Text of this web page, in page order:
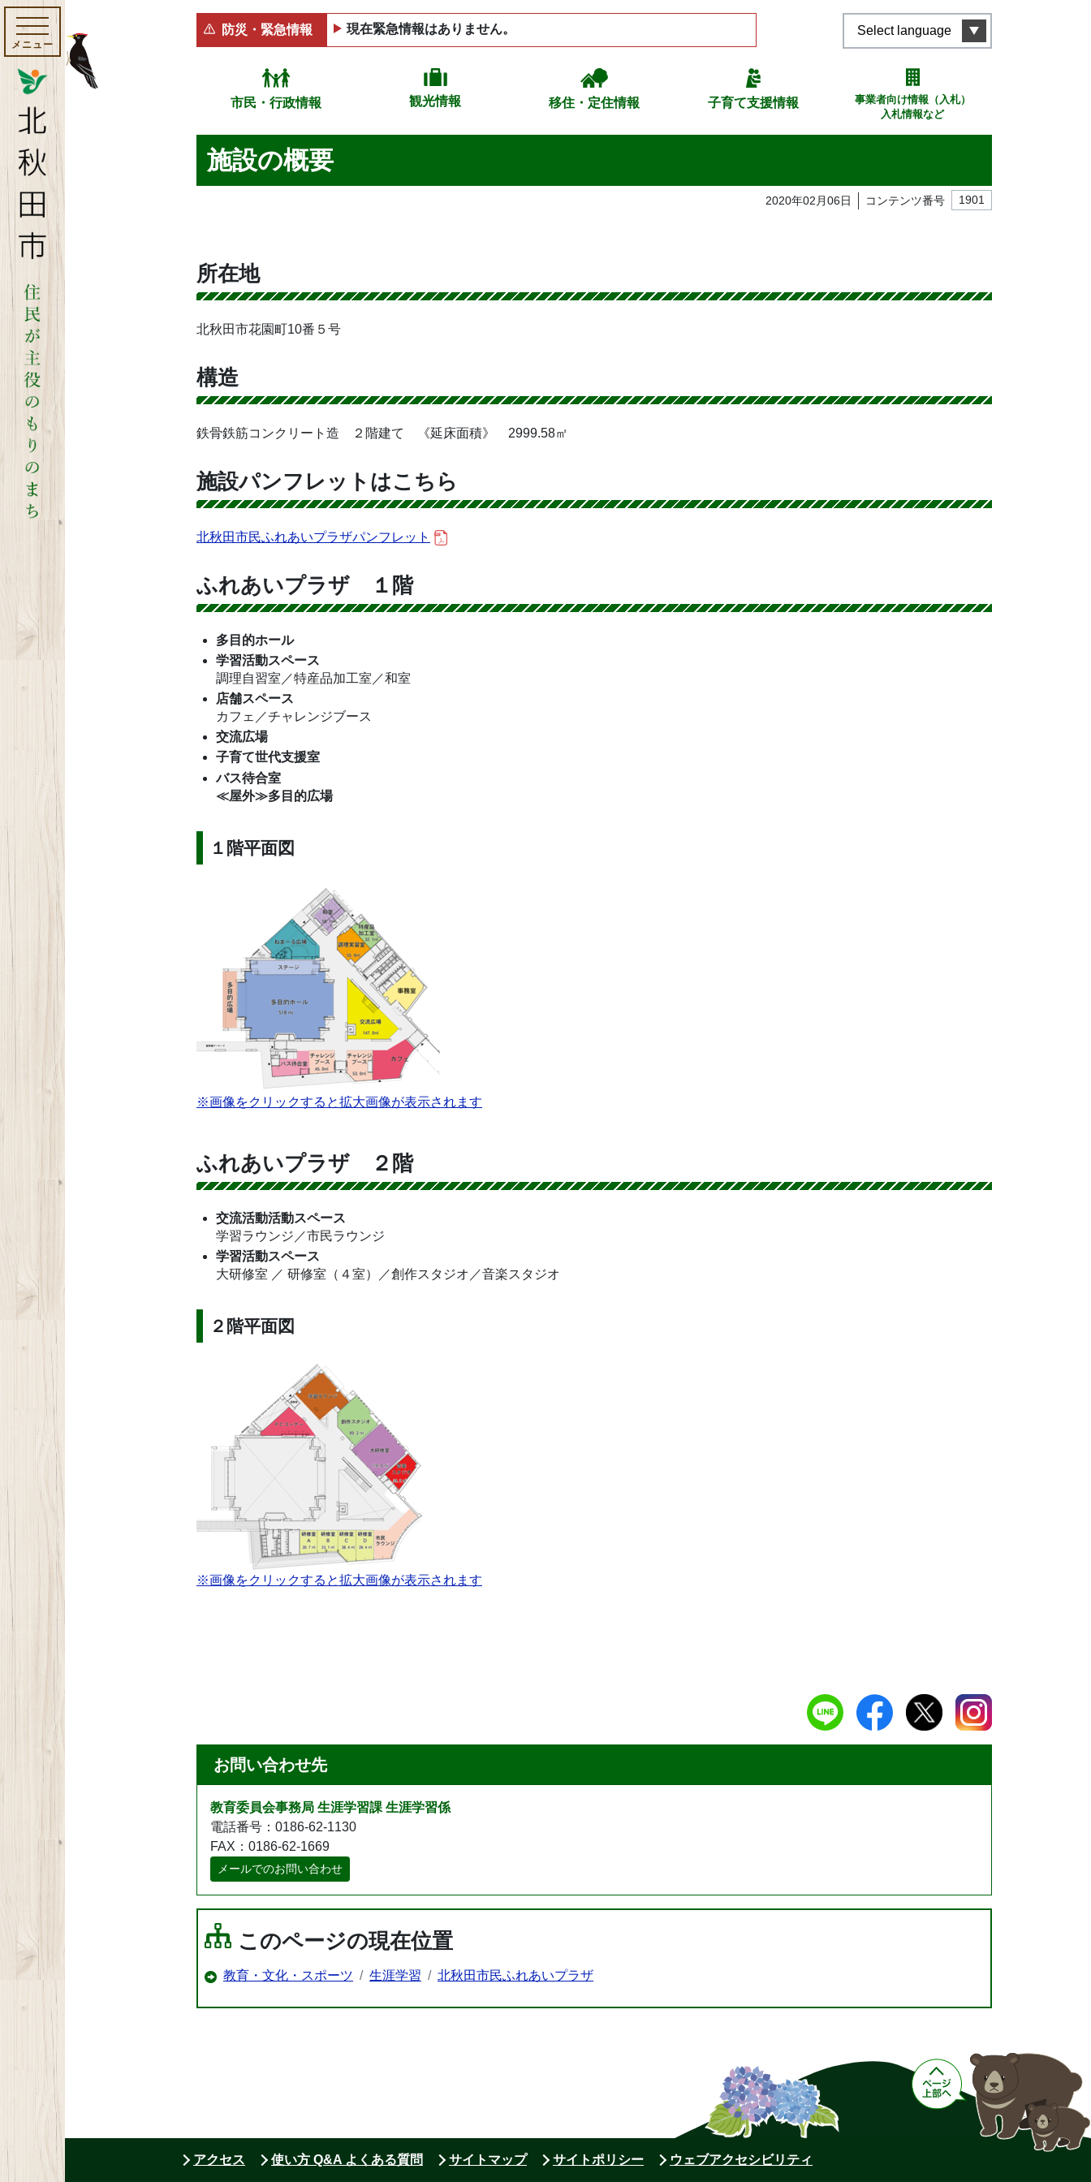
メニュー
防災・緊急情報 現在緊急情報はありません。 Select language
市民・行政情報 観光情報 移住・定住情報 子育て支援情報
事業者向け情報（入札）
入札情報など
施設の概要
2020年02月06日 コンテンツ番号 1901
所在地
北秋田市花園町10番５号
構造
鉄骨鉄筋コンクリート造 ２階建て 《延床面積》 2999.58㎡
施設パンフレットはこちら
北秋田市民ふれあいプラザパンフレット
ふれあいプラザ １階
多目的ホール
学習活動スペース
調理自習室／特産品加工室／和室
店舗スペース
カフェ／チャレンジブース
交流広場
子育て世代支援室
バス待合室
≪屋外≫多目的広場
１階平面図
※画像をクリックすると拡大画像が表示されます
ふれあいプラザ ２階
交流活動活動スペース
学習ラウンジ／市民ラウンジ
学習活動スペース
大研修室 ／ 研修室（４室）／創作スタジオ／音楽スタジオ
２階平面図
※画像をクリックすると拡大画像が表示されます
お問い合わせ先
教育委員会事務局 生涯学習課 生涯学習係
電話番号：0186-62-1130
FAX：0186-62-1669
メールでのお問い合わせ
このページの現在位置
教育・文化・スポーツ 生涯学習 北秋田市民ふれあいプラザ
アクセス 使い方 Q&A よくある質問 サイトマップ サイトポリシー ウェブアクセシビリティ